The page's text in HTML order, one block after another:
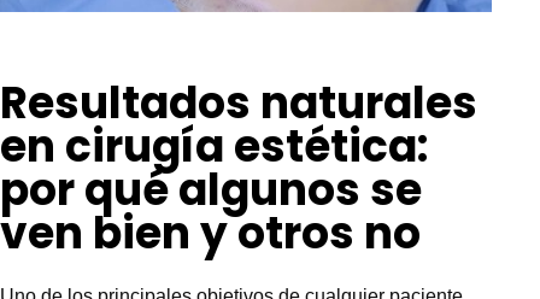
Resultados naturales
en cirugía estética:
por qué algunos se
ven bien y otros no